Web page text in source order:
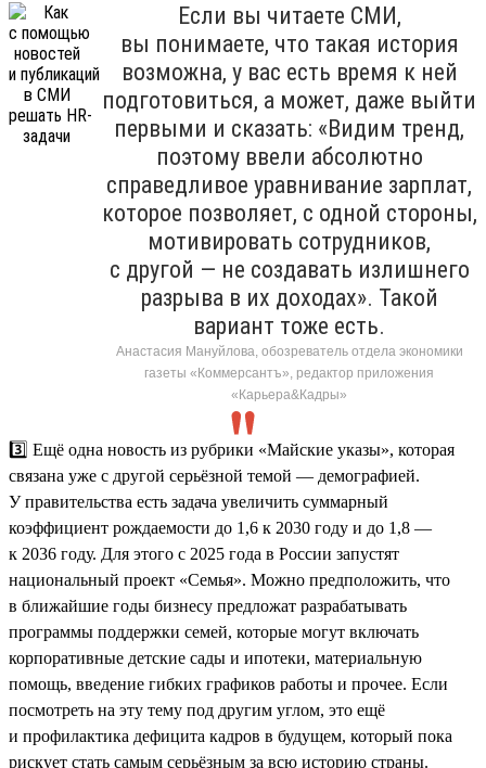
Если вы читаете СМИ,
вы понимаете, что такая история
возможна, у вас есть время к ней
подготовиться, а может, даже выйти
первыми и сказать: «Видим тренд,
поэтому ввели абсолютно
справедливое уравнивание зарплат,
которое позволяет, с одной стороны,
мотивировать сотрудников,
с другой — не создавать излишнего
разрыва в их доходах». Такой
вариант тоже есть.
Анастасия Мануйлова, обозреватель отдела экономики
газеты «Коммерсантъ», редактор приложения
«Карьера&Кадры»
3️⃣ Ещё одна новость из рубрики «Майские указы», которая
связана уже с другой серьёзной темой — демографией.
У правительства есть задача увеличить суммарный
коэффициент рождаемости до 1,6 к 2030 году и до 1,8 —
к 2036 году. Для этого с 2025 года в России запустят
национальный проект «Семья». Можно предположить, что
в ближайшие годы бизнесу предложат разрабатывать
программы поддержки семей, которые могут включать
корпоративные детские сады и ипотеки, материальную
помощь, введение гибких графиков работы и прочее. Если
посмотреть на эту тему под другим углом, это ещё
и профилактика дефицита кадров в будущем, который пока
рискует стать самым серьёзным за всю историю страны.